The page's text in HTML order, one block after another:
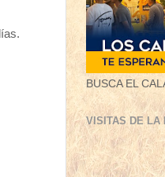
BUSCA EL
VISITAS DE LA